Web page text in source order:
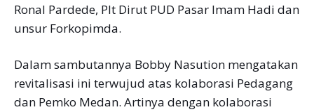
Ronal Pardede, Plt Dirut PUD Pasar Imam Hadi dan
unsur Forkopimda.
Dalam sambutannya Bobby Nasution mengatakan
revitalisasi ini terwujud atas kolaborasi Pedagang
dan Pemko Medan. Artinya dengan kolaborasi